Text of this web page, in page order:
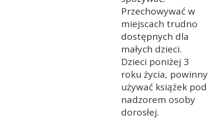
Przechowywać w
miejscach trudno
dostępnych dla
małych dzieci.
Dzieci poniżej 3
roku życia, powinny
używać książek pod
nadzorem osoby
dorosłej.